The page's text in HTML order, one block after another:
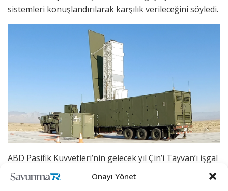
Onayı Yönet
sistemleri konuşlandırılarak karşılık verileceğini söyledi.
ABD Pasifik Kuvvetleri’nin gelecek yıl Çin’i Tayvan’ı işgal
etmekten caydırmaya yönelik çabalarının bir parçası
olarak bölgeye yeni orta menzilli füze sistemleri